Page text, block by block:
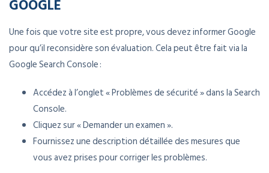
GOOGLE
Une fois que votre site est propre, vous devez informer Google
pour qu’il reconsidère son évaluation. Cela peut être fait via la
Google Search Console :
Accédez à l’onglet « Problèmes de sécurité » dans la Search
Console.
Cliquez sur « Demander un examen ».
Fournissez une description détaillée des mesures que
vous avez prises pour corriger les problèmes.